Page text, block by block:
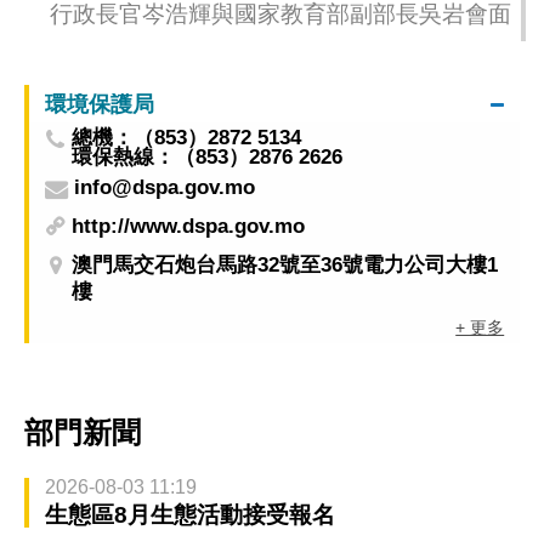
行政長官岑浩輝與國家教育部副部長吳岩會面
環境保護局
總機：（853）2872 5134
環保熱線：（853）2876 2626
info@dspa.gov.mo
http://www.dspa.gov.mo
澳門馬交石炮台馬路32號至36號電力公司大樓1
樓
+ 更多
部門新聞
2026-08-03 11:19
生態區8月生態活動接受報名